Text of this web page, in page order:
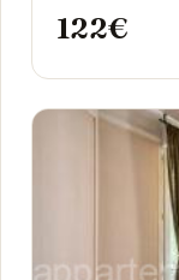
122€